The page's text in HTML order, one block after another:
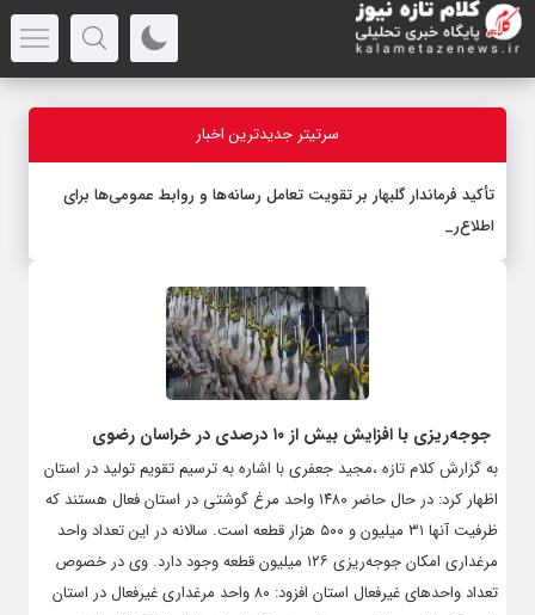
سرتیتر جدیدترین اخبار
تأکید فرماندار گلبهار بر تقویت تعامل رسانه‌ها و روابط عمومی‌ها برای
اطلاع‌رسانی ش
جوجه‌ریزی با افزایش بیش از ۱۰ درصدی در خراسان رضوی
به گزارش کلام تازه ،مجید جعفری با اشاره به ترسیم تقویم تولید در استان
اظهار کرد: در حال حاضر ۱۴۸۰ واحد مرغ گوشتی در استان فعال هستند که
ظرفیت آنها ۳۱ میلیون و ۵۰۰ هزار قطعه است. سالانه در این تعداد واحد
مرغداری امکان جوجه‌ریزی ۱۲۶ میلیون قطعه وجود دارد. وی در خصوص
تعداد واحدهای غیرفعال استان افزود: ۸۰ واحد مرغداری غیرفعال در استان